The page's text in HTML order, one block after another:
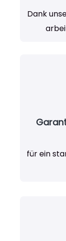
Dank
für ein